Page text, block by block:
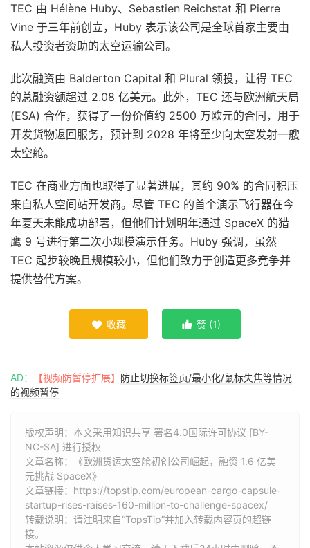
TEC 由 Hélène Huby、Sebastien Reichstat 和 Pierre
Vine 于三年前创立，Huby 表示该公司是全球首家主要由
私人投资者资助的太空运输公司。
此次融资由 Balderton Capital 和 Plural 领投，让得 TEC
的总融资额超过 2.08 亿美元。此外，TEC 还与欧洲航天局
(ESA) 合作，获得了一份价值约 2500 万欧元的合同，用于
开发货物返回服务，预计到 2028 年将至少向太空发射一艘
太空舱。
TEC 在商业方面也取得了显著进展，其约 90% 的合同积压
来自私人空间站开发商。尽管 TEC 的首个演示飞行器在今
年夏天未能成功部署，但他们计划明年通过 SpaceX 的猎
鹰 9 号进行第二次小规模演示任务。Huby 强调，虽然
TEC 起步较晚且规模较小，但他们致力于创造更多竞争并
提供替代方案。
 收藏  赞 (1)
AD： 【视频防暂停扩展】 防止切换标签页/最小化/鼠标失焦等情况
的视频暂停
版权声明：本文采用知识共享 署名4.0国际许可协议 [BY-
NC-SA] 进行授权
文章名称：《欧洲货运太空舱初创公司崛起，融资 1.6 亿美
元挑战 SpaceX》
文章链接： https://topstip.com/european-cargo-capsule-
startup-rises-raises-160-million-to-challenge-spacex/
转载说明：请注明来自“TopsTip”并加入转载内容页的超链
接。